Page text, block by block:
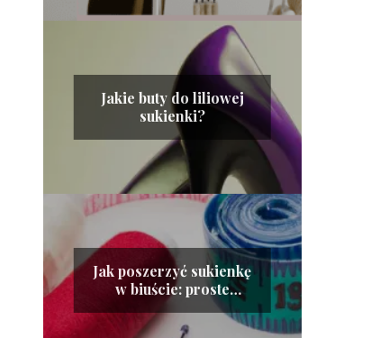
Jakie buty do liliowej
sukienki?
Jak poszerzyć sukienkę
w biuście: proste
metody, które zadziałają